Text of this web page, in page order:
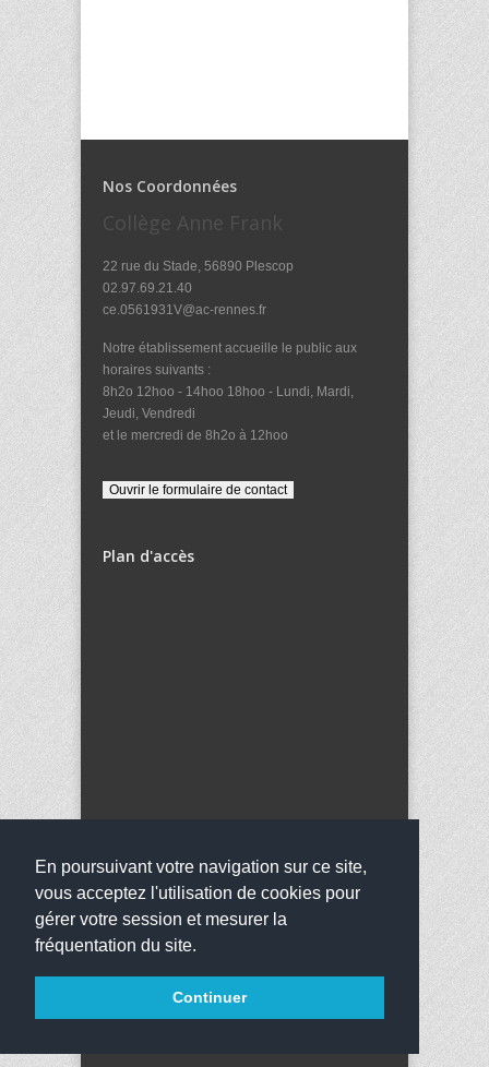
En poursuivant votre navigation sur ce site,
vous acceptez l'utilisation de cookies pour
gérer votre session et mesurer la
fréquentation du site.
Continuer
Nos Coordonnées
Collège Anne Frank
22 rue du Stade, 56890 Plescop
02.97.69.21.40
ce.0561931V@ac-rennes.fr
Notre établissement accueille le public aux
horaires suivants :
8h2o 12hoo - 14hoo 18hoo - Lundi, Mardi,
Jeudi, Vendredi
et le mercredi de 8h2o à 12hoo
Plan d'accès
réservés
websco